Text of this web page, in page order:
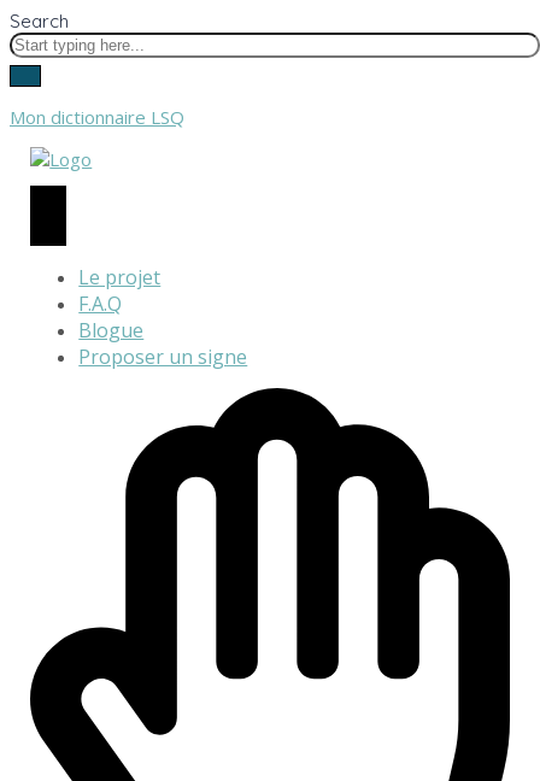
Search
Mon dictionnaire LSQ
Le projet
F.A.Q
Blogue
Proposer un signe